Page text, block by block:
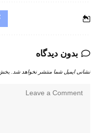
بدون دیدگاه
نشانی ایمیل شما منتشر نخواهد شد.